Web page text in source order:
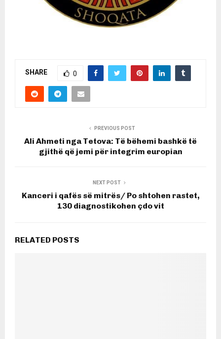
SHARE 0
PREVIOUS POST
Ali Ahmeti nga Tetova: Të bëhemi bashkë të
gjithë që jemi për integrim europian
NEXT POST
Kanceri i qafës së mitrës/ Po shtohen rastet,
130 diagnostikohen çdo vit
RELATED POSTS